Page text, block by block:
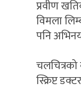
प्रवीण
विमला
पनि
स्क्रिप्ट